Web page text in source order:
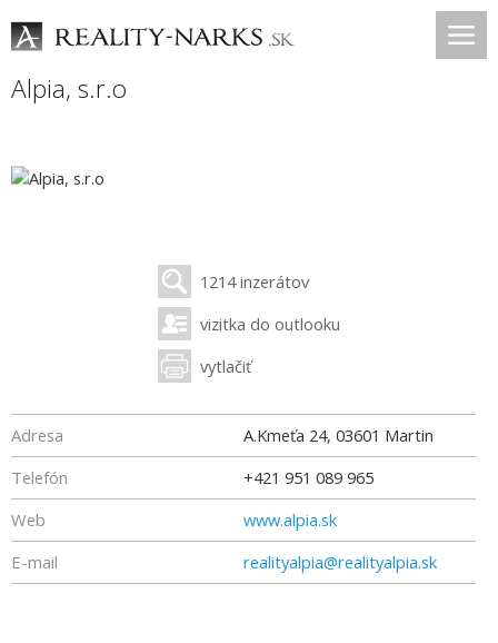
Alpia, s.r.o
1214 inzerátov
vizitka do outlooku
vytlačiť
Adresa A.Kmeťa 24, 03601 Martin
Telefón
+421 951 089 965
Web
www.alpia.sk
E-mail
realityalpia@realityalpia.sk